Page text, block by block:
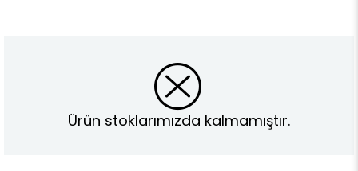
Ürün stoklarımızda kalmamıştır.